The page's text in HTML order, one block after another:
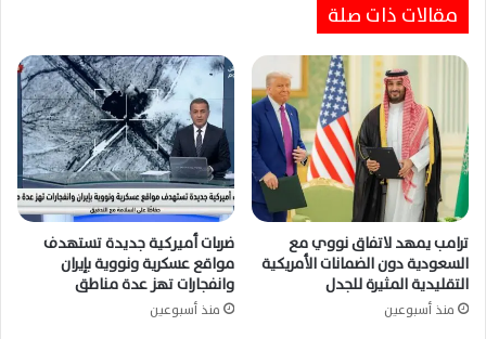
مقالات ذات صلة
ترامب يمهد لاتفاق نووي مع
السعودية دون الضمانات الأمريكية
التقليدية المثيرة للجدل
منذ أسبوعين
ضربات أميركية جديدة تستهدف
مواقع عسكرية ونووية بإيران
وانفجارات تهز عدة مناطق
منذ أسبوعين